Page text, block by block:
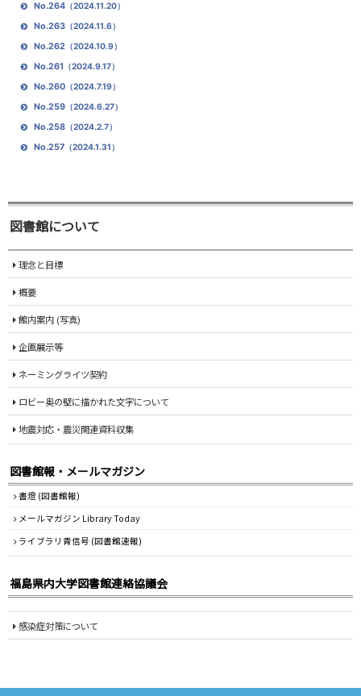
No.264（2024.11.20）
No.263（2024.11.6）
No.262 （2024.10.9）
No.261 （2024.9.17）
No.260（2024.7.19）
No.259（2024.6.27）
No.258（2024.2.7）
No.257（2024.1.31）
図書館について
理念と目標
概要
館内案内 (写真)
企画展示等
ネーミングライツ契約
ロビー奥の壁に描かれた文字について
地震対応・震災関連資料収集
図書館報・メールマガジン
書燈 (図書館報)
メールマガジン Library Today
ライブラリ青信号 (図書館速報)
福島県内大学図書館連絡協議会
感染症対策について